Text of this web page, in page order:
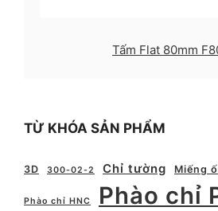
Tấm Flat 80mm
TỪ KHÓA SẢN PHẨM
3D 300-02-2 Chỉ tường Miếng
Phào chỉ HNC Phào chỉ